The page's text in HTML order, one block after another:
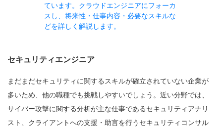
ています。クラウドエンジニアにフォーカ
スし、将来性・仕事内容・必要なスキルな
どを詳しく解説します。
セキュリティエンジニア
まだまだセキュリティに関するスキルが確立されていない企業が
多いため、他の職種でも挑戦しやすいでしょう。近い分野では、
サイバー攻撃に関する分析が主な仕事であるセキュリティアナリ
スト、クライアントへの支援・助言を行うセキュリティコンサル